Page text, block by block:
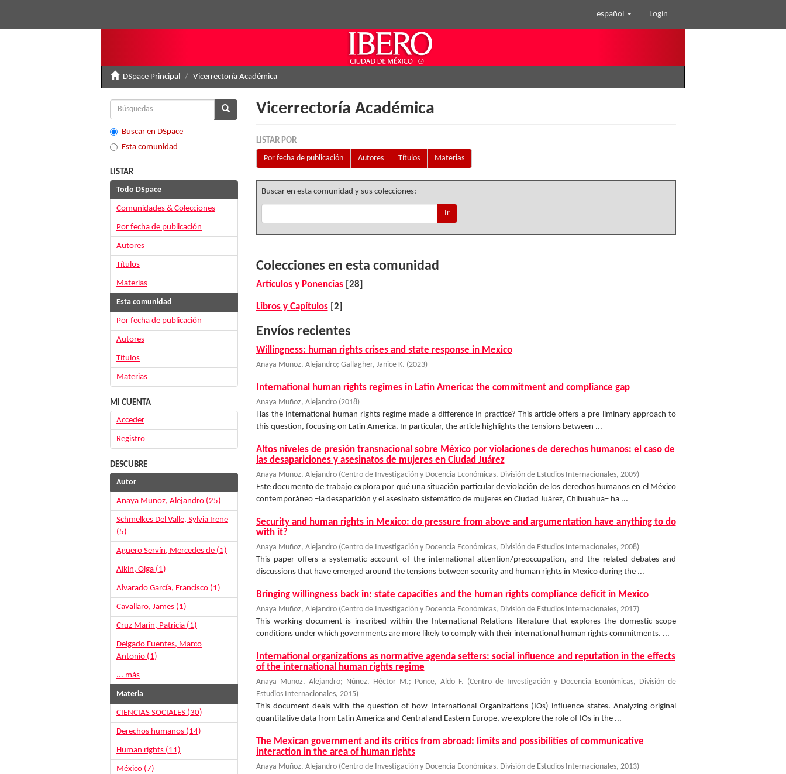
español Login
DSpace Principal Vicerrectoría Académica
Vicerrectoría Académica
LISTAR POR
Por fecha de publicación
Autores Títulos Materias
Buscar en esta comunidad y sus colecciones:
Ir
Colecciones en esta comunidad
Artículos y Ponencias[28]
Libros y Capítulos[2]
Envíos recientes
Willingness: human rights crises and state response in Mexico
Anaya Muñoz, Alejandro; Gallagher, Janice K. (2023)
International human rights regimes in Latin America: the commitment and compliance gap
Anaya Muñoz, Alejandro (2018)
Has the international human rights regime made a difference in practice? This article offers a pre-liminary approach to
this question, focusing on Latin America. In particular, the article highlights the tensions between ...
Altos niveles de presión transnacional sobre México por violaciones de derechos humanos: el caso de
las desapariciones y asesinatos de mujeres en Ciudad Juárez
Anaya Muñoz, Alejandro (Centro de Investigación y Docencia Económicas, División de Estudios Internacionales, 2009)
Este documento de trabajo explora por qué una situación particular de violación de los derechos humanos en el México
contemporáneo –la desaparición y el asesinato sistemático de mujeres en Ciudad Juárez, Chihuahua– ha ...
Security and human rights in Mexico: do pressure from above and argumentation have anything to do
with it?
Anaya Muñoz, Alejandro (Centro de Investigación y Docencia Económicas, División de Estudios Internacionales, 2008)
This paper offers a systematic account of the international attention/preoccupation, and the related debates and
discussions that have emerged around the tensions between security and human rights in Mexico during the ...
Bringing willingness back in: state capacities and the human rights compliance deficit in Mexico
Anaya Muñoz, Alejandro (Centro de Investigación y Docencia Económicas, División de Estudios Internacionales, 2017)
This working document is inscribed within the International Relations literature that explores the domestic scope
conditions under which governments are more likely to comply with their international human rights commitments. ...
International organizations as normative agenda setters: social influence and reputation in the effects
of the international human rights regime
Anaya Muñoz, Alejandro; Núñez, Héctor M.; Ponce, Aldo F. (Centro de Investigación y Docencia Económicas, División de
Estudios Internacionales, 2015)
This document deals with the question of how International Organizations (IOs) influence states. Analyzing original
quantitative data from Latin America and Central and Eastern Europe, we explore the role of IOs in the ...
The Mexican government and its critics from abroad: limits and possibilities of communicative
interaction in the area of human rights
Anaya Muñoz, Alejandro (Centro de Investigación y Docencia Económicas, División de Estudios Internacionales, 2013)
Buscar en DSpace
Esta comunidad
LISTAR
Todo DSpace
Comunidades & Colecciones
Por fecha de publicación
Autores
Títulos
Materias
Esta comunidad
Por fecha de publicación
Autores
Títulos
Materias
MI CUENTA
Acceder
Registro
DESCUBRE
Autor
Anaya Muñoz, Alejandro (25)
Schmelkes Del Valle, Sylvia Irene
(5)
Agüero Servín, Mercedes de (1)
Aikin, Olga (1)
Alvarado García, Francisco (1)
Cavallaro, James (1)
Cruz Marín, Patricia (1)
Delgado Fuentes, Marco
Antonio (1)
... más
Materia
CIENCIAS SOCIALES (30)
Derechos humanos (14)
Human rights (11)
México (7)